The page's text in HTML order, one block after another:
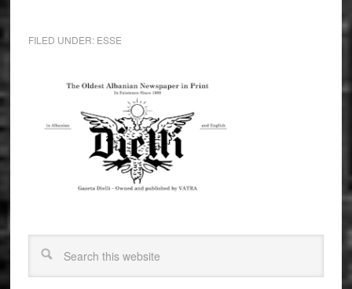
FILED UNDER: ESSE